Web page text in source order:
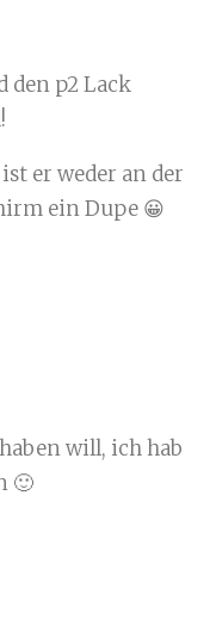
den p2 Lack
er weder an der
ein Dupe 😀
will, ich hab
🙂